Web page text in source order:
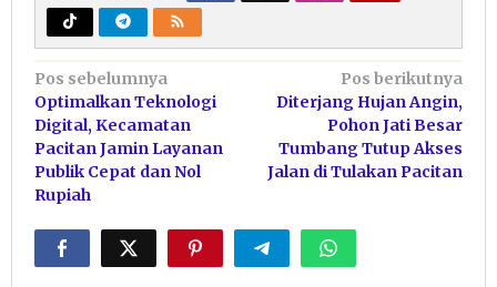
Navigasi
pos
Pos sebelumnya
Optimalkan Teknologi
Digital, Kecamatan
Pacitan Jamin Layanan
Publik Cepat dan Nol
Rupiah
Pos berikutnya
Diterjang Hujan Angin,
Pohon Jati Besar
Tumbang Tutup Akses
Jalan di Tulakan Pacitan